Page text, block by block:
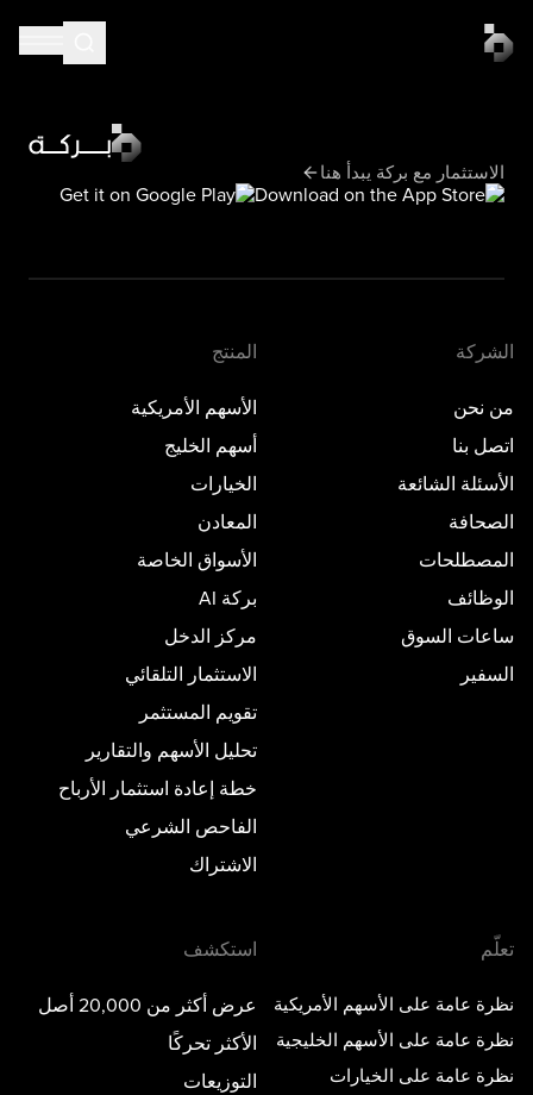
الاستثمار مع بركة يبدأ هنا
الشركة
من نحن
اتصل بنا
الأسئلة الشائعة
الصحافة
المصطلحات
الوظائف
ساعات السوق
السفير
المنتج
الأسهم الأمريكية
أسهم الخليج
الخيارات
المعادن
الأسواق الخاصة
بركة AI
مركز الدخل
الاستثمار التلقائي
تقويم المستثمر
تحليل الأسهم والتقارير
خطة إعادة استثمار الأرباح
الفاحص الشرعي
الاشتراك
تعلّم
نظرة عامة على الأسهم الأمريكية
نظرة عامة على الأسهم الخليجية
نظرة عامة على الخيارات
استكشف
عرض أكثر من 20,000 أصل
الأكثر تحركًا
التوزيعات